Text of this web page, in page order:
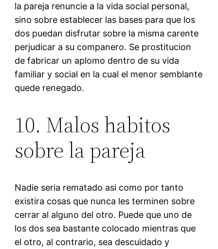
la pareja renuncie a la vida social personal,
sino sobre establecer las bases para que los
dos puedan disfrutar sobre la misma carente
perjudicar a su companero. Se prostitucion
de fabricar un aplomo dentro de su vida
familiar y social en la cual el menor semblante
quede renegado.
10. Malos habitos
sobre la pareja
Nadie seri­a rematado asi­ como por tanto
existira cosas que nunca les terminen sobre
cerrar al alguno del otro. Puede que uno de
los dos sea bastante colocado mientras que
el otro, al contrario, sea descuidado y